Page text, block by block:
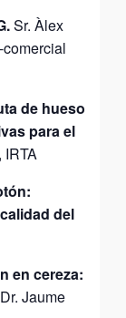
Sr. Àlex
de hueso
para el
IRTA
del
en cereza:
Dr. Jaume